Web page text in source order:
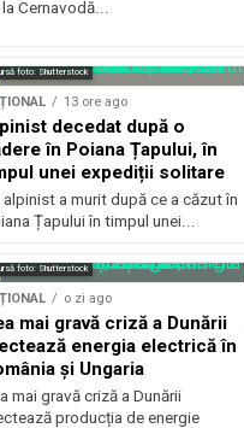
Cernavodă...
foto: Shutterstock
13 ore ago
decedat după o
în Poiana Țapului, în
unei expediții solitare
alpinist a murit după ce a căzut în
Țapului în timpul unei...
foto: Shutterstock
o zi ago
mai gravă criză a Dunării
energia electrică în
și Ungaria
mai gravă criză a Dunării
producția de energie